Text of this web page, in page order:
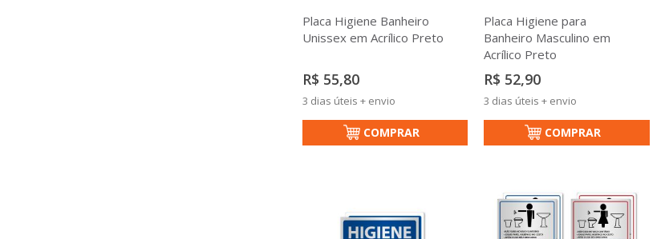
Placa Higiene Banheiro
Unissex em Acrílico Preto
R$ 55,80
3 dias úteis + envio
COMPRAR
Placa Higiene para
Banheiro Masculino em
Acrílico Preto
R$ 52,90
3 dias úteis + envio
COMPRAR